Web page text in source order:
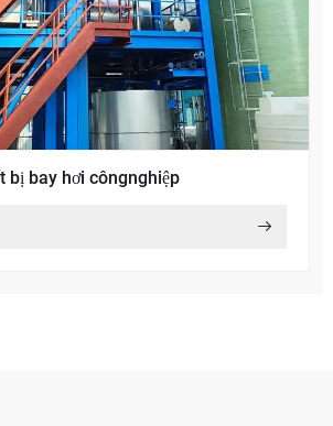
bị bay hơi côngnghiệp